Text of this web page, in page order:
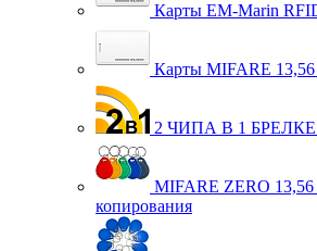
Карты EM-Marin
Карты MIFARE
2 ЧИПА В 1
MIFARE ZERO
копирования